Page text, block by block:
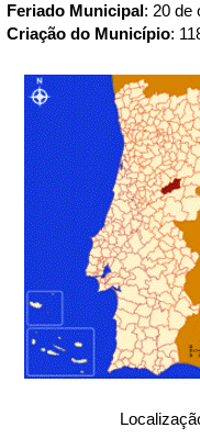
Feriado Municipal: 20 de
Criação do Município: